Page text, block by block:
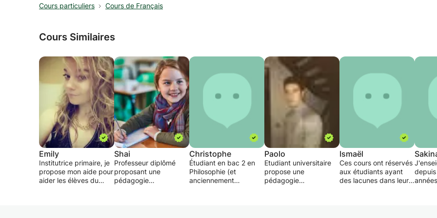
Cours particuliers Cours de Français
Cours Similaires
Emily
Institutrice primaire, je
propose mon aide pour
aider les élèves du
Shai
Professeur diplômé
proposant une
pédagogie
Christophe
Étudiant en bac 2 en
Philosophie (et
anciennement
Paolo
Etudiant universitaire
propose une
pédagogie
Ismaël
Ces cours ont réservés
aux étudiants ayant
des lacunes dans leur